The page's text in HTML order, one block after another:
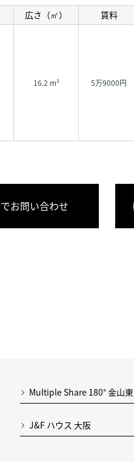
広さ（㎡） 賃料
16.2 m² 5万9000円
お問い合わせ
Multiple Share 180° 金山東
J&F ハウス 大阪